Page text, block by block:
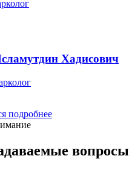
Хадисович
подробнее
вопросы